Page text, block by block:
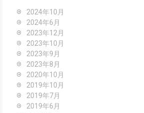
2024年10月
2024年6月
2023年12月
2023年10月
2023年9月
2023年8月
2020年10月
2019年10月
2019年7月
2019年6月